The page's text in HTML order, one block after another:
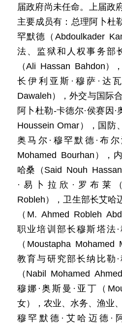
届政府尚未任命。上届政
主要成员有：总理阿卜杜
罕默德（Abdoulkader
法、监狱和人权事务部
（Ali Hassan Bahdon）
长伊利亚斯·穆萨·达
Dawaleh），外交与国际
阿卜杜勒-卡德尔·侯赛因
Houssein Omar），国防
奥马尔·穆罕默德·布尔
Mohamed Bourhan），
哈桑（Said Nouh
·易卜拉欣·罗布莱（
Robleh），卫生部长艾哈
（M. Ahmed Robleh
职业培训部长穆斯塔法
（Moustapha
教育与研究部长纳比勒
（Nabil Mohamed
穆娜·奥斯曼·亚丁（
女），农业、水务、渔业
穆罕默德·艾哈迈德·